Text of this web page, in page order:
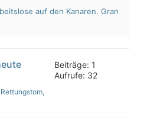
auf den Kanaren. Gran
,
Beiträge: 1
Aufrufe: 32